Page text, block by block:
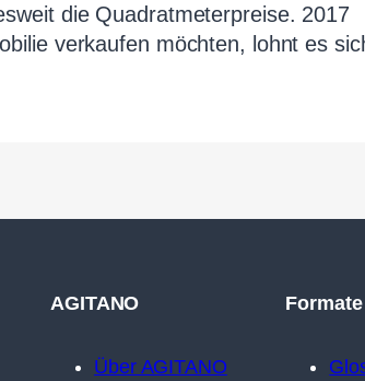
die Quadratmeterpreise. 2017
verkaufen möchten, lohnt es
AGITANO
Über AGITANO
Formate